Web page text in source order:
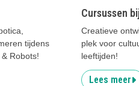
tijdens
Robots!
Cursussen
Creatieve
plek voor
leeftijden!
Lees meer